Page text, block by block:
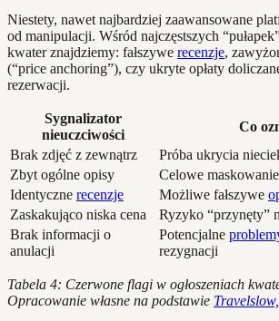
Niestety, nawet najbardziej zaawansowane
od manipulacji. Wśród najczęstszych
kwater znajdziemy: fałszywe recenzje,
(“price anchoring”), czy ukryte opłaty
rezerwacji.
Sygnalizator
nieuczciwości
Co
Brak zdjęć z zewnątrz
Próba ukrycia
Zbyt ogólne opisy
Celowe
Identyczne recenzje Możliwe fałszywe
Zaskakująco niska cena
Ryzyko “przynęty”
Brak informacji o
anulacji
Potencjalne
rezygnacji
Tabela 4: Czerwone flagi w ogłoszeniach
Opracowanie własne na podstawie